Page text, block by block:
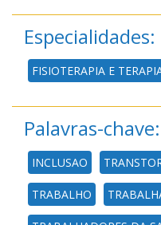
Especialidades:
FISIOTERAPIA E
Palavras-chave:
INCLUSAO
TRABALHO